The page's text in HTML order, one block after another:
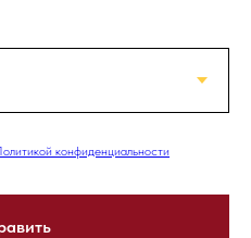
конфиденциальности